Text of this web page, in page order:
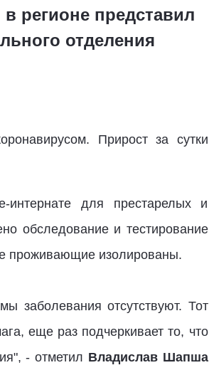
регионе представил
отделения
Прирост за сутки
для престарелых и
обследование и тестирование
проживающие изолированы.
заболевания отсутствуют. Тот
еще раз подчеркивает то, что
- отметил Владислав Шапша